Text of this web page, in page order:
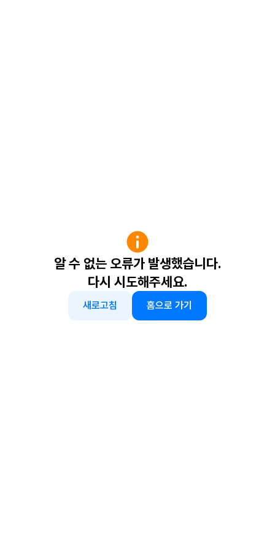
알 수 없는 오류가 발생했습니다.
다시 시도해주세요.
새로고침 홈으로 가기